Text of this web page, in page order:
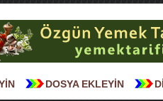
DOSYA EKLEYİN